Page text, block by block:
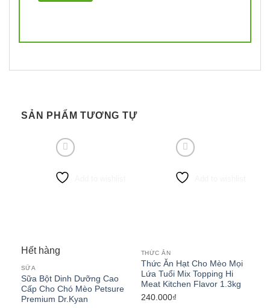
SẢN PHẨM TƯƠNG TỰ
Hết hàng
SỮA
Sữa Bột Dinh Dưỡng Cao
Cấp Cho Chó Mèo Petsure
Premium Dr.Kyan
THỨC ĂN
Thức Ăn Hạt Cho Mèo Mọi
Lứa Tuổi Mix Topping Hi
Meat Kitchen Flavor 1.3kg
240.000₫